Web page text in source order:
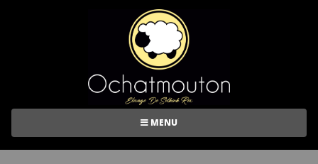
MENU